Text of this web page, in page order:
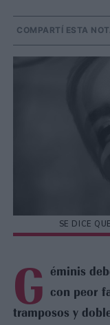
COMPARTÍ ESTA
SE DICE
G éminis
con peor
tramposos y